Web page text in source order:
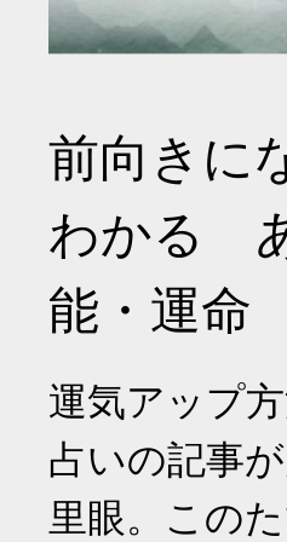
前向きに
わかる
能・運命
運気アップ
占いの記事
里眼。この